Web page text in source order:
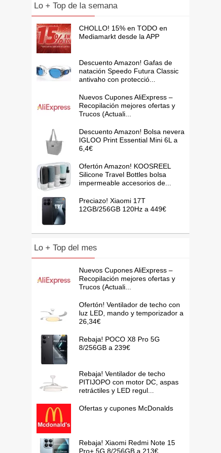
Lo + Top de la semana
CHOLLO! 15% en TODO en
Mediamarkt desde la APP
Descuento Amazon! Gafas de
natación Speedo Futura Classic
antivaho con protecció...
Nuevos Cupones AliExpress –
Recopilación mejores ofertas y
Trucos (Actuali...
Descuento Amazon! Bolsa nevera
IGLOO Print Essential Mini 6L a
6,4€
Ofertón Amazon! KOOSREEL
Silicone Travel Bottles bolsa
impermeable accesorios de...
Preciazo! Xiaomi 17T
12GB/256GB 120Hz a 449€
Lo + Top del mes
Nuevos Cupones AliExpress –
Recopilación mejores ofertas y
Trucos (Actuali...
Ofertón! Ventilador de techo con
luz LED, mando y temporizador a
26,34€
Rebaja! POCO X8 Pro 5G
8/256GB a 239€
Rebaja! Ventilador de techo
PITIJOPO con motor DC, aspas
retráctiles y LED regul...
Ofertas y cupones McDonalds
Rebaja! Xiaomi Redmi Note 15
Pro+ 5G 8/256GB a 213€